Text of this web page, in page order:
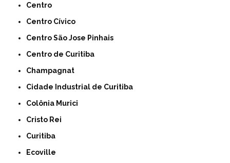
Centro
Centro Cívico
Centro São Jose Pinhais
Centro de Curitiba
Champagnat
Cidade Industrial de Curitiba
Colônia Murici
Cristo Rei
Curitiba
Ecoville